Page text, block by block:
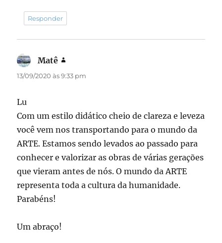
Responder
Matê
13/09/2020 às 9:33 pm
Lu
Com um estilo didático cheio de clareza e leveza
você vem nos transportando para o mundo da
ARTE. Estamos sendo levados ao passado para
conhecer e valorizar as obras de várias gerações
que vieram antes de nós. O mundo da ARTE
representa toda a cultura da humanidade.
Parabéns!
Um abraço!